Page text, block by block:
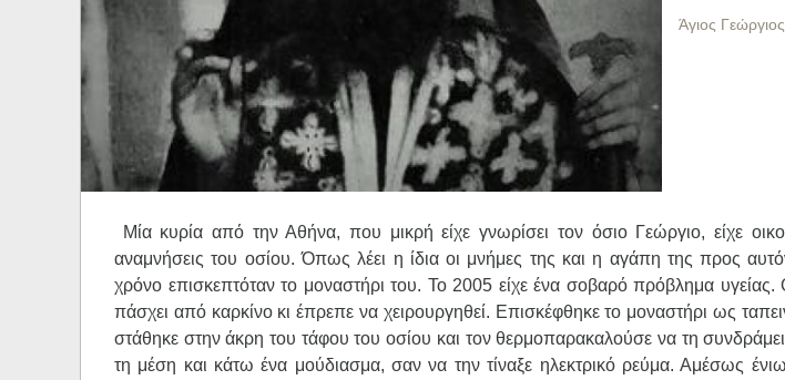
Άγιος
Μία κυρία από την Αθήνα, που μικρή είχε γνωρίσει τον όσιο Γεώργιο, είχε
αναμνήσεις του οσίου. Όπως λέει η ίδια οι μνήμες της και η αγάπη της προς
χρόνο επισκεπτόταν το μοναστήρι του. Το 2005 είχε ένα σοβαρό πρόβλημα υγείας.
πάσχει από καρκίνο κι έπρεπε να χειρουργηθεί. Επισκέφθηκε το μοναστήρι ως
στάθηκε στην άκρη του τάφου του οσίου και τον θερμοπαρακαλούσε να τη
τη μέση και κάτω ένα μούδιασμα, σαν να την τίναξε ηλεκτρικό ρεύμα. Αμέσως